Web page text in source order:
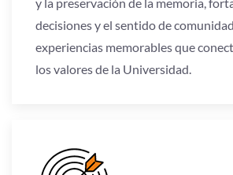
decisiones y el sentido de
experiencias memorables que
los valores de la Universidad.